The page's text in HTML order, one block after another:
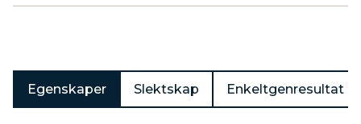
Egenskaper Slektskap Enkeltgenresultat